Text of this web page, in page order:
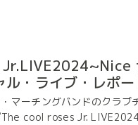
・ライブ・レポー
マーチングバンドのクラブ
The cool roses Jr.